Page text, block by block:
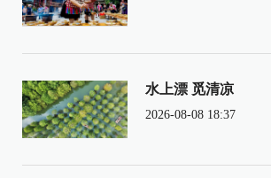
水上漂 觅清凉
2026-08-08 18:37